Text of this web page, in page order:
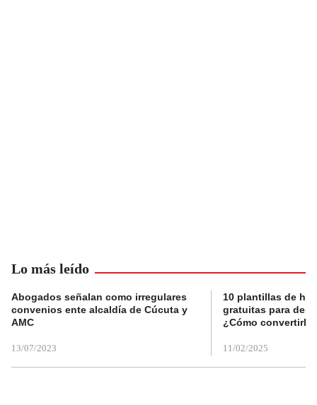
Lo más leído
Abogados señalan como irregulares
convenios ente alcaldía de Cúcuta y
AMC
13/07/2023
10 plantillas de
gratuitas para
¿Cómo convertirla
11/02/2025